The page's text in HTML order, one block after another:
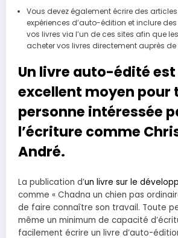
Vous devez également écrire des
expériences d’auto-édition et inclure
vos livres via l’un de ces sites afin que
acheter vos livres directement auprès de
Un livre auto-édité est
excellent moyen pour
personne intéressée
l’écriture comme
André.
La publication d’un livre sur le
comme « Chadna un chien pas
de faire connaître son travail. Toute
même un minimum de capacité
facilement écrire un livre d’auto-